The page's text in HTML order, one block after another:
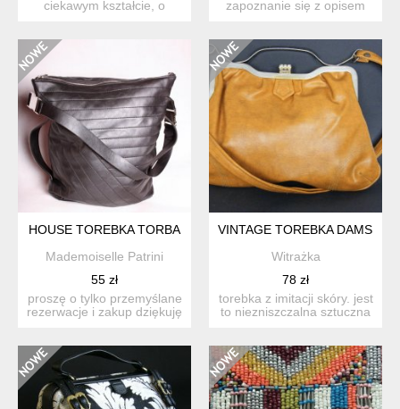
ciekawym kształcie, o
zapoznanie się z opisem
HOUSE TOREBKA TORBA
Mademoiselle Patrini
55 zł
proszę o tylko przemyślane
rezerwacje i zakup dziękuję
VINTAGE TOREBKA DAMSKA
Witrażka
78 zł
torebka z imitacji skóry. jest
to niezniszczalna sztuczna